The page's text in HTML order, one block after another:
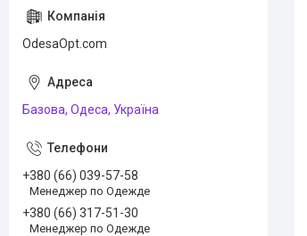
OdesaOpt.com
Базова, Одеса, Україна
+380 (66) 039-57-58
Менеджер по Одежде
+380 (66) 317-51-30
Менеджер по Одежде